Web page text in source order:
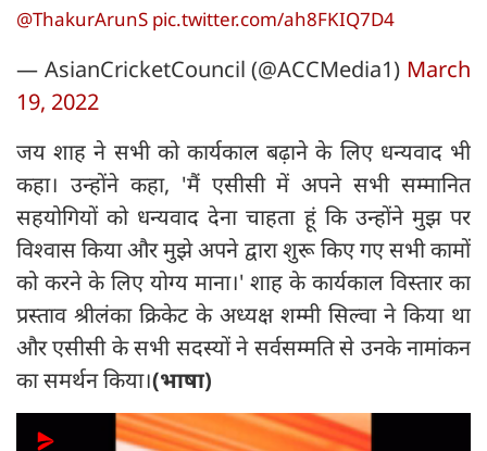
@ThakurArunS pic.twitter.com/ah8FKIQ7D4
— AsianCricketCouncil (@ACCMedia1) March
19, 2022
जय शाह ने सभी को कार्यकाल बढ़ाने के लिए धन्यवाद भी
कहा। उन्होंने कहा, 'मैं एसीसी में अपने सभी सम्मानित
सहयोगियों को धन्यवाद देना चाहता हूं कि उन्होंने मुझ पर
विश्वास किया और मुझे अपने द्वारा शुरू किए गए सभी कामों
को करने के लिए योग्य माना।' शाह के कार्यकाल विस्तार का
प्रस्ताव श्रीलंका क्रिकेट के अध्यक्ष शम्मी सिल्वा ने किया था
और एसीसी के सभी सदस्यों ने सर्वसम्मति से उनके नामांकन
का समर्थन किया।(भाषा)